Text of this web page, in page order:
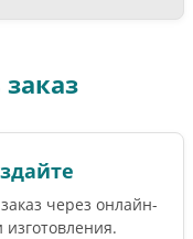
через онлайн-